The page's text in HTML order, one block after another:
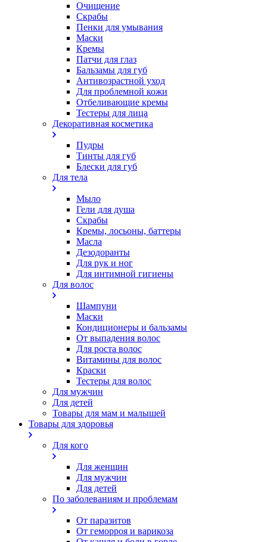
Очищение
Скрабы
Пенки для умывания
Маски
Кремы
Патчи для глаз
Бальзамы для губ
Антивозрастной уход
Для проблемной кожи
Oтбеливающие кремы
Тестеры для лица
Декоративная косметика
Пудры
Тинты для губ
Блески для губ
Для тела
Мыло
Гели для душа
Скрабы
Кремы, лосьоны, баттеры
Масла
Дезодоранты
Для рук и ног
Для интимной гигиены
Для волос
Шампуни
Маски
Кондиционеры и бальзамы
От выпадения волос
Для роста волос
Витамины для волос
Краски
Тестеры для волос
Для мужчин
Для детей
Товары для мам и малышей
Товары для здоровья
Для кого
Для женщин
Для мужчин
Для детей
По заболеваниям и проблемам
От паразитов
Oт геморроя и варикоза